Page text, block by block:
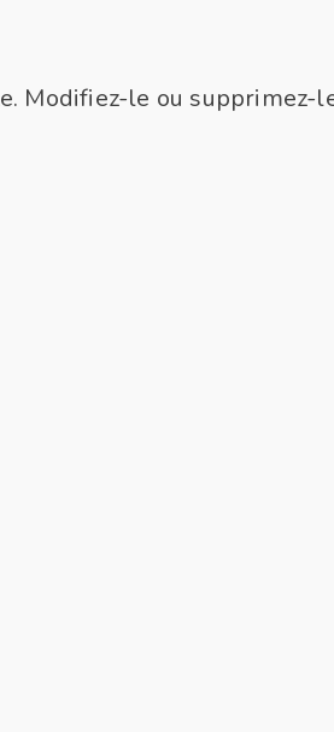
Modifiez-le ou supprimez-